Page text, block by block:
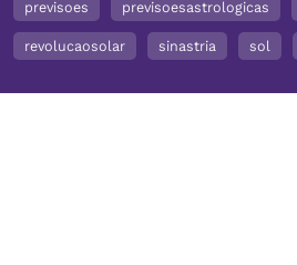
previsoes previsoesastrologicas
revolucaosolar sinastria sol